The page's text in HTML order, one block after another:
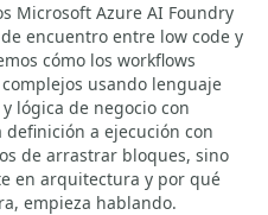
Microsoft Azure AI Foundry
encuentro entre low code y
cómo los workflows
usando lenguaje
lógica de negocio con
a ejecución con
de arrastrar bloques, sino
en arquitectura y por qué
empieza hablando.